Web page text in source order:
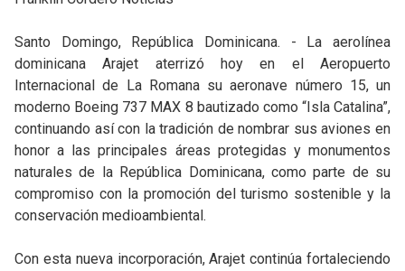
Santo Domingo, República Dominicana. - La aerolínea
dominicana Arajet aterrizó hoy en el Aeropuerto
Internacional de La Romana su aeronave número 15, un
moderno Boeing 737 MAX 8 bautizado como “Isla Catalina”,
continuando así con la tradición de nombrar sus aviones en
honor a las principales áreas protegidas y monumentos
naturales de la República Dominicana, como parte de su
compromiso con la promoción del turismo sostenible y la
conservación medioambiental.
Con esta nueva incorporación, Arajet continúa fortaleciendo